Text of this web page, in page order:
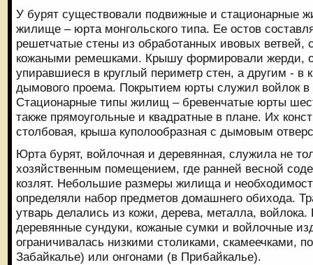
У бурят существовали подвижные и стационарные
жилище – юрта монгольского типа. Ее остов
решетчатые стены из обработанных ивовых
кожаными ремешками. Крышу формировали жерди,
упиравшиеся в круглый периметр стен, а другим - в
дымового проема. Покрытием юрты служил войлок в
Стационарные типы жилищ – бревенчатые юрты
также прямоугольные и квадратные в плане. Их
столбовая, крыша куполообразная с дымовым
Юрта бурят, войлочная и деревянная, служила не
хозяйственным помещением, где ранней весной
козлят. Небольшие размеры жилища и
определяли набор предметов домашнего обихода.
утварь делались из кожи, дерева, металла,
деревянные сундуки, кожаные сумки и войлочные
ограничивалась низкими столиками, скамеечками,
Забайкалье) или онгонами (в Прибайкалье).